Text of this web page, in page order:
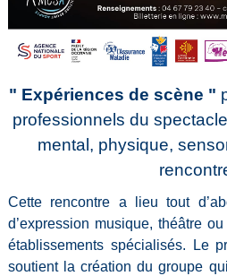
" Expériences de scène "
professionnels du
mental, physique,
Cette rencontre a lieu tout
d’expression musique, théâtre
établissements spécialisés. Le
soutient la création du groupe